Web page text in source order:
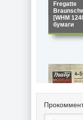
Fregatte
[WHM
бумаги